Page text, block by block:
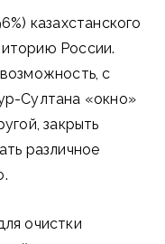
казахстанского
России.
с
Султана «окно»
закрыть
различное
очистки